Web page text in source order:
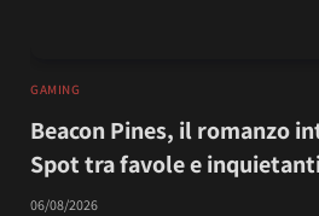
GAMING
Beacon Pines, il romanzo
Spot tra favole e
06/08/2026